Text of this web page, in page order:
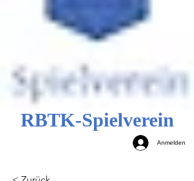
RBTK-Spielverein
Anmelden